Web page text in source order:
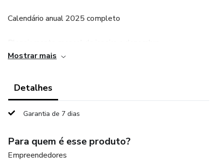
Calendário anual 2025 completo
Espaço para anotações importantes em cada mês
Design clean com ilustrações delicadas de folhas
Estilo minimalista em tons suaves
Mostrar mais
Detalhes
Garantia de 7 dias
Para quem é esse produto?
Empreendedores